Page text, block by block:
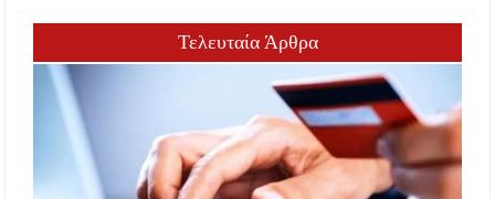
Τελευταία Άρθρα